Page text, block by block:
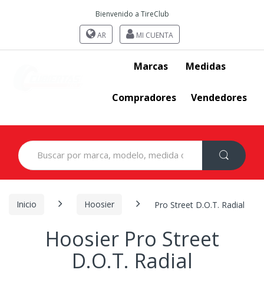
Bienvenido a TireClub
AR MI CUENTA
Marcas Medidas
Compradores Vendedores
Search
for:
Inicio Hoosier Pro Street D.O.T. Radial
Hoosier Pro Street
D.O.T. Radial